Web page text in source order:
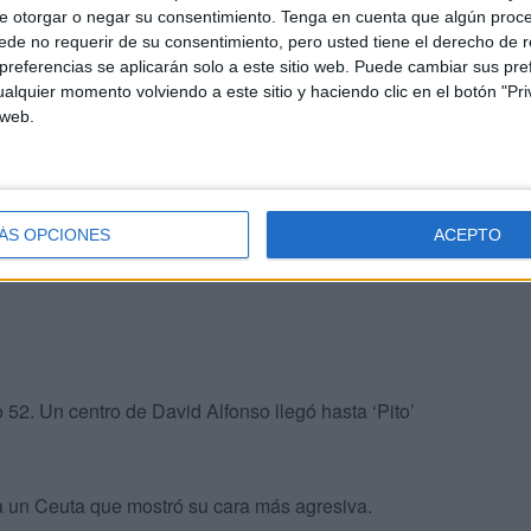
otorgar o negar su consentimiento. Tenga en cuenta que algún
no requerir de su consentimiento, pero usted tiene el derecho de
se aplicarán solo a este sitio web. Puede cambiar sus
momento volviendo a este sitio y haciendo clic en el botón
OPCIONES ACEPTO
mitad los gaditanos trataron de poner en aprieto a los
por el área rival buscaron acciones rápidas.
mitad del encuentro entre el Cádiz B y la AD Ceuta.
los primeros cinco minutos de la segunda parte,
campo.
Un centro de David Alfonso llegó hasta ‘Pito’
Ceuta que mostró su cara más agresiva.